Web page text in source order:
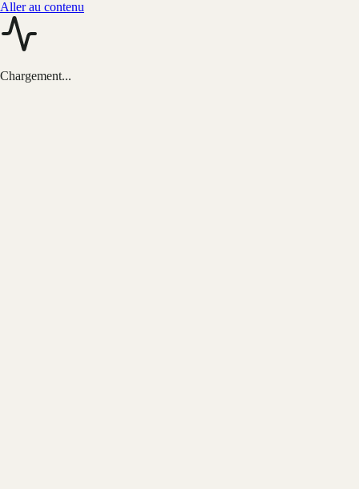
Aller au contenu
Chargement...